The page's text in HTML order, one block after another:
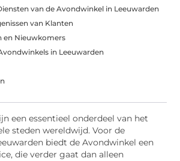
van de Avondwinkel in Leeuwarden
van Klanten
en Nieuwkomers
in Leeuwarden
een essentieel onderdeel van het
steden wereldwijd. Voor de
biedt de Avondwinkel een
die verder gaat dan alleen